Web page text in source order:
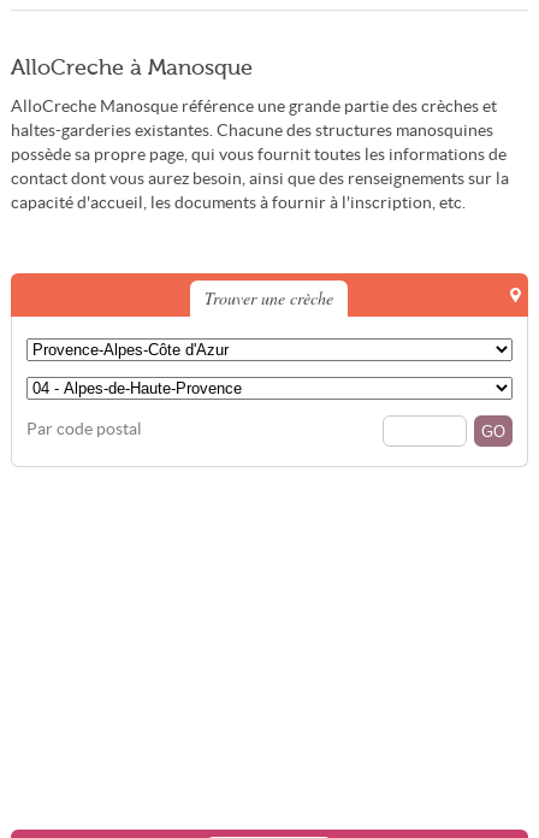
AlloCreche à Manosque
AlloCreche Manosque référence une grande partie des crèches et
haltes-garderies existantes. Chacune des structures manosquines
possède sa propre page, qui vous fournit toutes les informations de
contact dont vous aurez besoin, ainsi que des renseignements sur la
capacité d'accueil, les documents à fournir à l'inscription, etc.
Trouver une crèche
Par code postal